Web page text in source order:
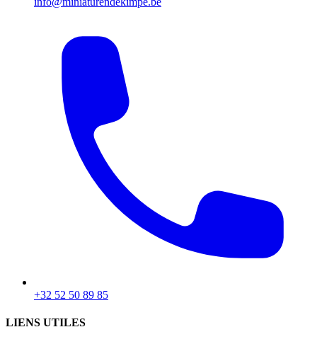
+32 52 50 89 85
LIENS UTILES